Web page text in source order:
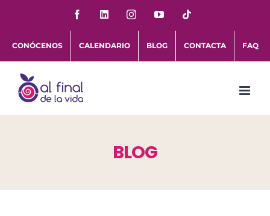
contenido
FacebookLinkedInInstagramYouTube
CONÓCENOS CALENDARIO BLOG CONTACTA FAQ
BLOG